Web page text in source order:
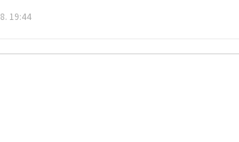
19:44